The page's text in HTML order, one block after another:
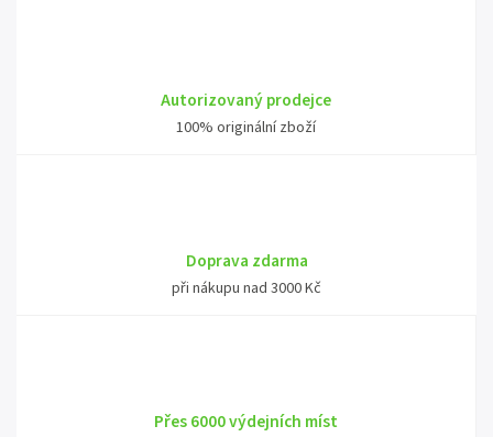
Autorizovaný prodejce
100% originální zboží
Doprava zdarma
při nákupu nad 3000 Kč
Přes 6000 výdejních míst